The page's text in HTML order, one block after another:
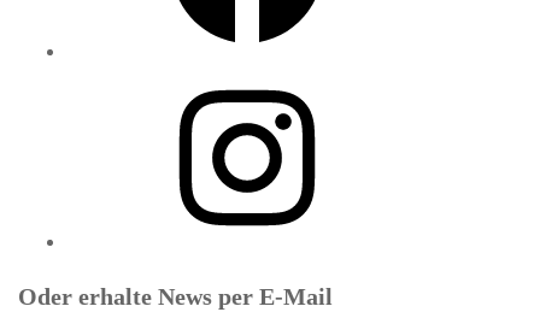
Oder erhalte News per E-Mail